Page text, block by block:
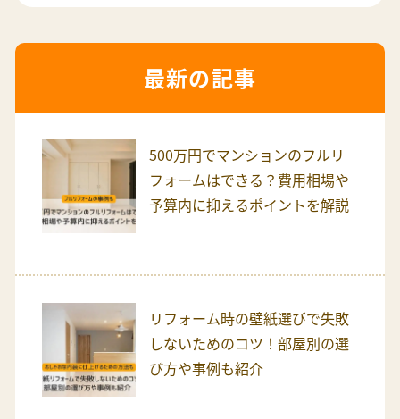
最新の記事
500万円でマンションのフルリ
フォームはできる？費用相場や
予算内に抑えるポイントを解説
リフォーム時の壁紙選びで失敗
しないためのコツ！部屋別の選
び方や事例も紹介